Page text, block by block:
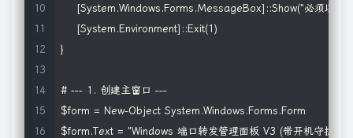
[System.Windows.Forms.MessageBox]::Show("必须以管
    [System.Environment]::Exit(1)
}
# --- 1. 创建主窗口 ---
$form = New-Object System.Windows.Forms.Form
$form.Text = "Windows 端口转发管理面板 V3 (带开机守护) -